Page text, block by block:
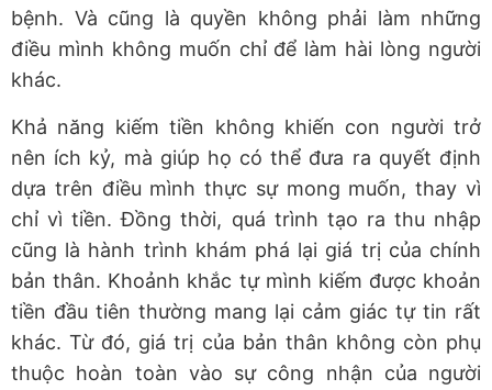
bệnh. Và cũng là quyền không phải làm những
điều mình không muốn chỉ để làm hài lòng người
khác.
Khả năng kiếm tiền không khiến con người trở
nên ích kỷ, mà giúp họ có thể đưa ra quyết định
dựa trên điều mình thực sự mong muốn, thay vì
chỉ vì tiền. Đồng thời, quá trình tạo ra thu nhập
cũng là hành trình khám phá lại giá trị của chính
bản thân. Khoảnh khắc tự mình kiếm được khoản
tiền đầu tiên thường mang lại cảm giác tự tin rất
khác. Từ đó, giá trị của bản thân không còn phụ
thuộc hoàn toàn vào sự công nhận của người